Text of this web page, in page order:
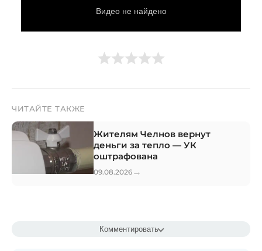
ЧИТАЙТЕ ТАКЖЕ
Жителям Челнов вернут
деньги за тепло — УК
оштрафована
09.08.2026 →
Комментировать